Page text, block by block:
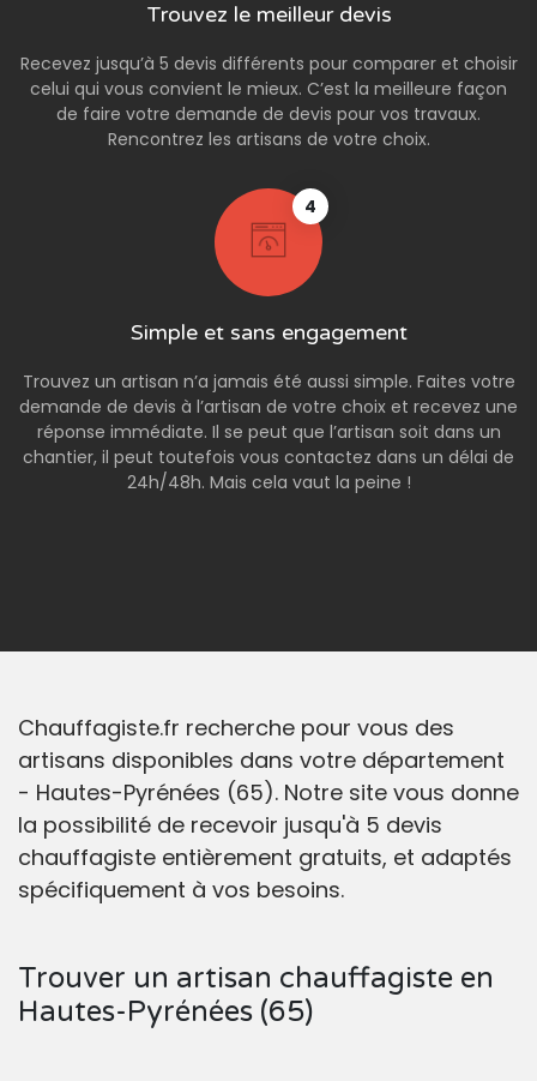
Trouvez le meilleur devis
Recevez jusqu’à 5 devis différents pour comparer et choisir
celui qui vous convient le mieux. C’est la meilleure façon
de faire votre demande de devis pour vos travaux.
Rencontrez les artisans de votre choix.
4
Simple et sans engagement
Trouvez un artisan n’a jamais été aussi simple. Faites votre
demande de devis à l’artisan de votre choix et recevez une
réponse immédiate. Il se peut que l’artisan soit dans un
chantier, il peut toutefois vous contactez dans un délai de
24h/48h. Mais cela vaut la peine !
Chauffagiste.fr recherche pour vous des
artisans disponibles dans votre département
- Hautes-Pyrénées (65). Notre site vous donne
la possibilité de recevoir jusqu'à 5 devis
chauffagiste entièrement gratuits, et adaptés
spécifiquement à vos besoins.
Trouver un artisan chauffagiste en
Hautes-Pyrénées (65)